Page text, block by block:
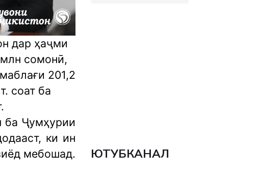
дар ҳаҷми
сомонӣ,
201,2
соат ба
ба Ҷумҳурии
ки ин
мебошад.
ЮТУБКАНАЛ